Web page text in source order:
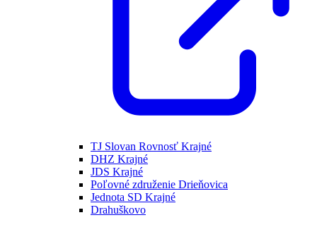
TJ Slovan Rovnosť Krajné
DHZ Krajné
JDS Krajné
Poľovné združenie Drieňovica
Jednota SD Krajné
Drahuškovo